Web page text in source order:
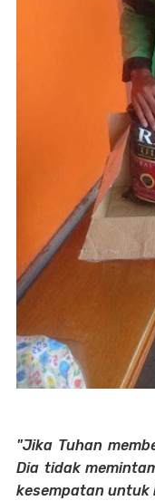
"Jika Tuhan
Dia tidak
kesempatan untuk